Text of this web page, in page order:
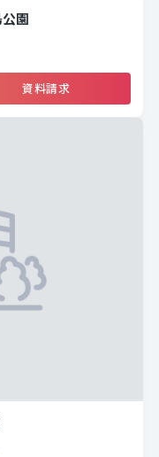
園
資料請求